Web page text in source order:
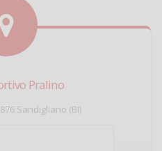
Pralino
Sandigliano (BI)